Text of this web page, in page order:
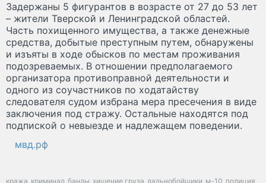
Задержаны 5 фигурантов в возрасте от 27 до 53 лет
– жители Тверской и Ленинградской областей.
Часть похищенного имущества, а также денежные
средства, добытые преступным путем, обнаружены
и изъяты в ходе обысков по местам проживания
подозреваемых. В отношении предполагаемого
организатора противоправной деятельности и
одного из соучастников по ходатайству
следователя судом избрана мера пресечения в виде
заключения под стражу. Остальные находятся под
подпиской о невыезде и надлежащем поведении.
мвд.рф
кража криминал банды хищение груза дальнобойщики м-10 полиция